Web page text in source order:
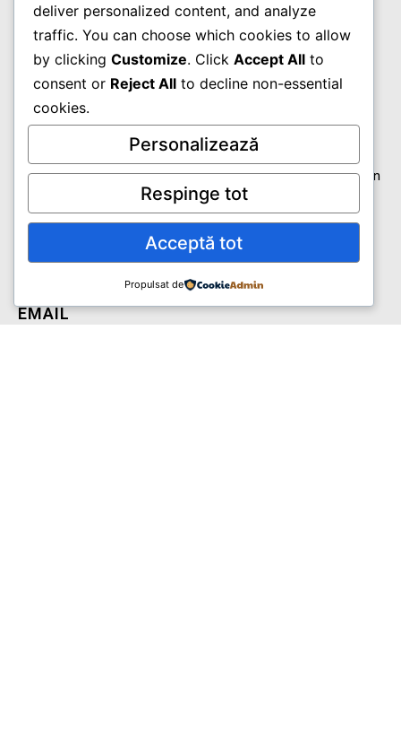
Politică de confidențialitate
Contact
B-dul Lazăr Gheorghe, Nr. 42A(Intrarea din spatele blocului din
Str. Labirint), Timișoara, Timis, Cod poștal: 300334, RO
+40765325265
EMAIL
deliver personalized content, and analyze
traffic. You can choose which cookies to allow
by clicking Customize. Click Accept All to
consent or Reject All to decline non-essential
cookies.
Personalizează
Respinge tot
Acceptă tot
Propulsat de